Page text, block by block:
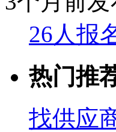
26人报
热门推
找供应